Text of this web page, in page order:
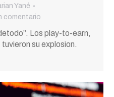
Yané
comentario
Los play-to-earn,
su explosion.